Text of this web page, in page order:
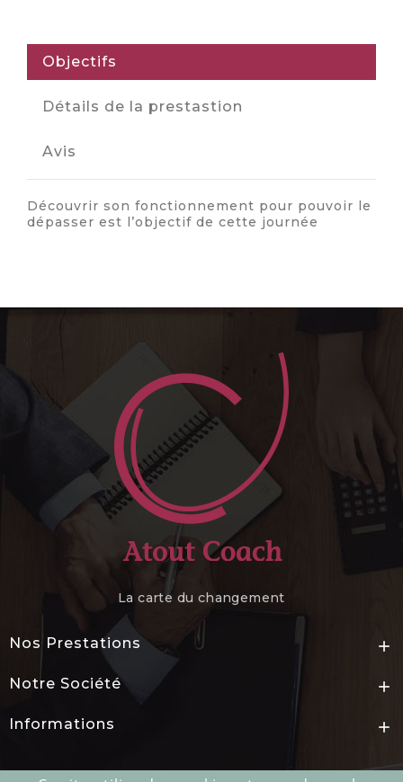
Objectifs
Détails de la prestastion
Avis
Découvrir son fonctionnement pour pouvoir le
dépasser est l’objectif de cette journée
La carte du changement
Nos Prestations 
Notre Société 
Informations 